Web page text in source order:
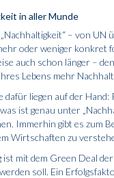
in aller Munde
– von
oder weniger konkret
auch schon länger –
Lebens mehr
dafür liegen auf der
ist genau unter
Immerhin gibt es zum
Wirtschaften zu
ist mit dem Green Deal
soll. Ein